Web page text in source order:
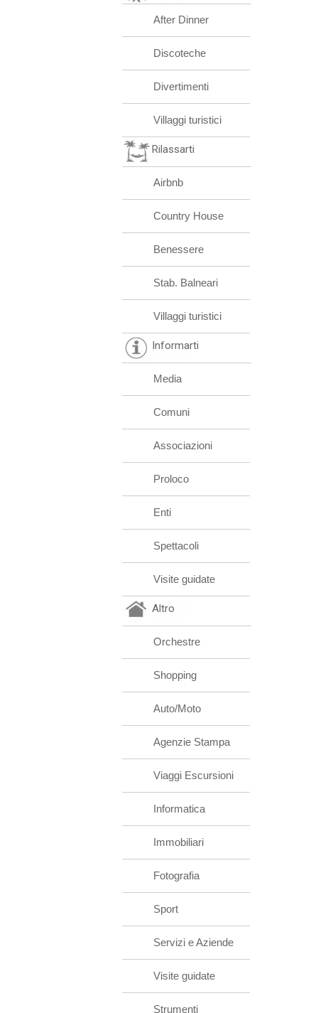
After Dinner
Discoteche
Divertimenti
Villaggi turistici
Rilassarti
Airbnb
Country House
Benessere
Stab. Balneari
Villaggi turistici
Informarti
Media
Comuni
Associazioni
Proloco
Enti
Spettacoli
Visite guidate
Altro
Orchestre
Shopping
Auto/Moto
Agenzie Stampa
Viaggi Escursioni
Informatica
Immobiliari
Fotografia
Sport
Servizi e Aziende
Visite guidate
Strumenti